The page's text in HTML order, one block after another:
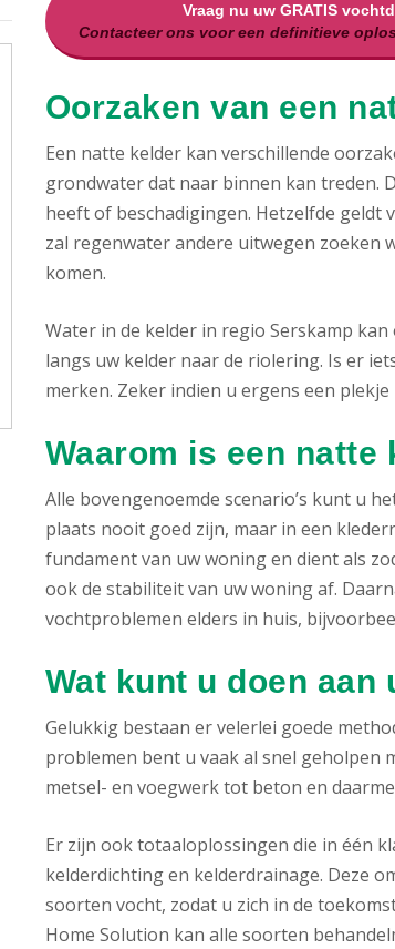
Vraag nu uw GRATIS
Contacteer ons voor een definitieve
Oorzaken van een
Een natte kelder kan verschillende
grondwater dat naar binnen kan treden.
heeft of beschadigingen. Hetzelfde geldt
zal regenwater andere uitwegen zoeken
komen.
Water in de kelder in regio Serskamp
langs uw kelder naar de riolering. Is er
merken. Zeker indien u ergens een
Waarom is een
Alle bovengenoemde scenario’s kunt u
plaats nooit goed zijn, maar in een
fundament van uw woning en dient als
ook de stabiliteit van uw woning af.
vochtproblemen elders in huis,
Wat kunt u doen aan
Gelukkig bestaan er velerlei goede
problemen bent u vaak al snel geholpen
metsel- en voegwerk tot beton en
Er zijn ook totaaloplossingen die in één
kelderdichting en kelderdrainage. Deze
soorten vocht, zodat u zich in de
Home Solution kan alle soorten